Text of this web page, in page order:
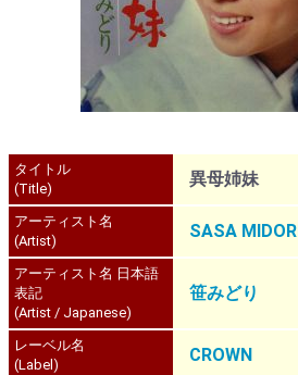
タイトル
(Title)
異母姉妹
アーティスト名
(Artist)
SASA MIDORI
アーティスト名 日本語
表記
(Artist / Japanese)
笹みどり
レーベル名
(Label)
CROWN